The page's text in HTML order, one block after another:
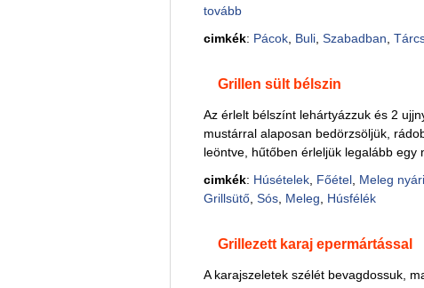
tovább
cimkék: Pácok, Buli, Szabadban
Grillen sült bélszin
Az érlelt bélszínt lehártyázzuk és 2
mustárral alaposan bedörzsöljük,
leöntve, hűtőben érleljük legalább egy
cimkék: Húsételek, Főétel, Meleg
Grillsütő, Sós, Meleg Húsfélék
Grillezett karaj epermártással
A karajszeletek szélét bevagdossuk,